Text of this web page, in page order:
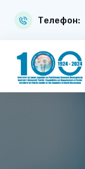
Телефон: